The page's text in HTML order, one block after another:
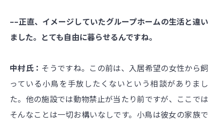
––正直、イメージしていたグループホームの生活と違い
ました。とても自由に暮らせるんですね。
中村氏： そうですね。この前は、入居希望の女性から飼
っている小鳥を手放したくないという相談がありまし
た。他の施設では動物禁止が当たり前ですが、ここでは
そんなことは一切お構いなしです。小鳥は彼女の家族で